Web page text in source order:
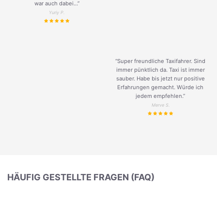
war auch dabei...”
Yuriy P.
“Super freundliche Taxifahrer. Sind
immer pünktlich da. Taxi ist immer
sauber. Habe bis jetzt nur positive
Erfahrungen gemacht. Würde ich
jedem empfehlen.”
Merve S.
HÄUFIG GESTELLTE FRAGEN (FAQ)